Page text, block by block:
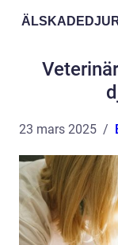
23 mars 2025